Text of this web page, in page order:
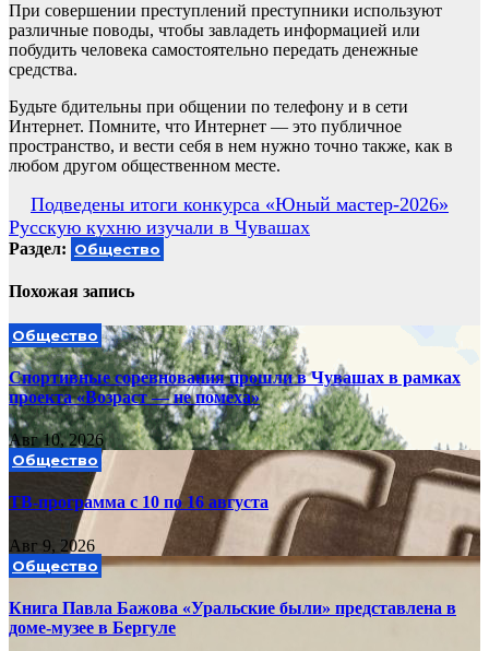
При совершении преступлений преступники используют
различные поводы, чтобы завладеть информацией или
побудить человека самостоятельно передать денежные
средства.
Будьте бдительны при общении по телефону и в сети
Интернет. Помните, что Интернет — это публичное
пространство, и вести себя в нем нужно точно также, как в
любом другом общественном месте.
Навигация
по
записям
Подведены итоги конкурса «Юный мастер-2026»
Русскую кухню изучали в Чувашах
Раздел: Общество
Похожая запись
Общество
Спортивные соревнования прошли в Чувашах в рамках
проекта «Возраст — не помеха»
Авг 10, 2026
Общество
ТВ-программа с 10 по 16 августа
Авг 9, 2026
Общество
Книга Павла Бажова «Уральские были» представлена в
доме-музее в Бергуле